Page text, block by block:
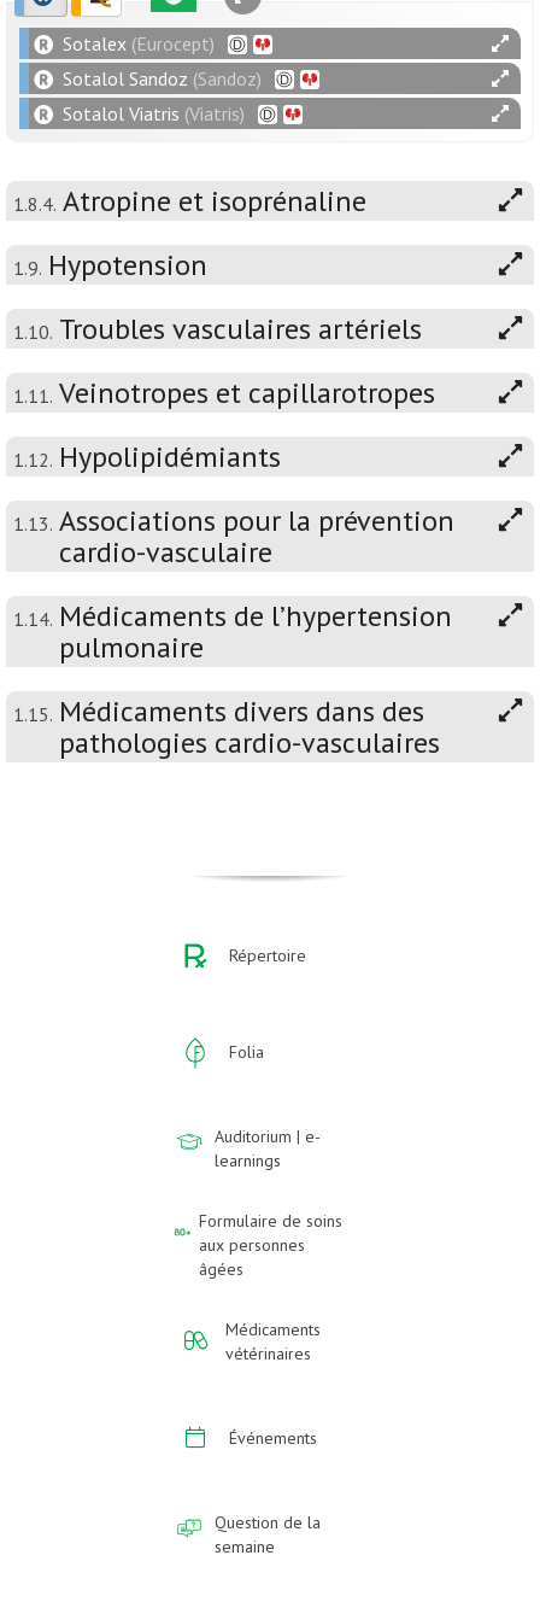
Sotalex (Eurocept)
Sotalol Sandoz (Sandoz)
Sotalol Viatris (Viatris)
1.8.4. Atropine et isoprénaline
1.9. Hypotension
1.10. Troubles vasculaires artériels
1.11. Veinotropes et capillarotropes
1.12. Hypolipidémiants
1.13. Associations pour la prévention
cardio-vasculaire
1.14. Médicaments de l’hypertension
pulmonaire
1.15. Médicaments divers dans des
pathologies cardio-vasculaires
Répertoire
Folia
Auditorium | e-
learnings
Formulaire de soins
aux personnes
âgées
Médicaments
vétérinaires
Événements
Question de la
semaine